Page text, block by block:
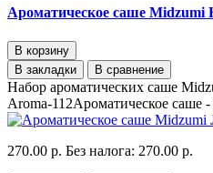
Ароматическое саше Midzumi
В корзину
В закладки
В сравнение
Набор ароматических саше
Aroma-112Ароматическое саше -
270.00 р. Без налога: 270.00 р.